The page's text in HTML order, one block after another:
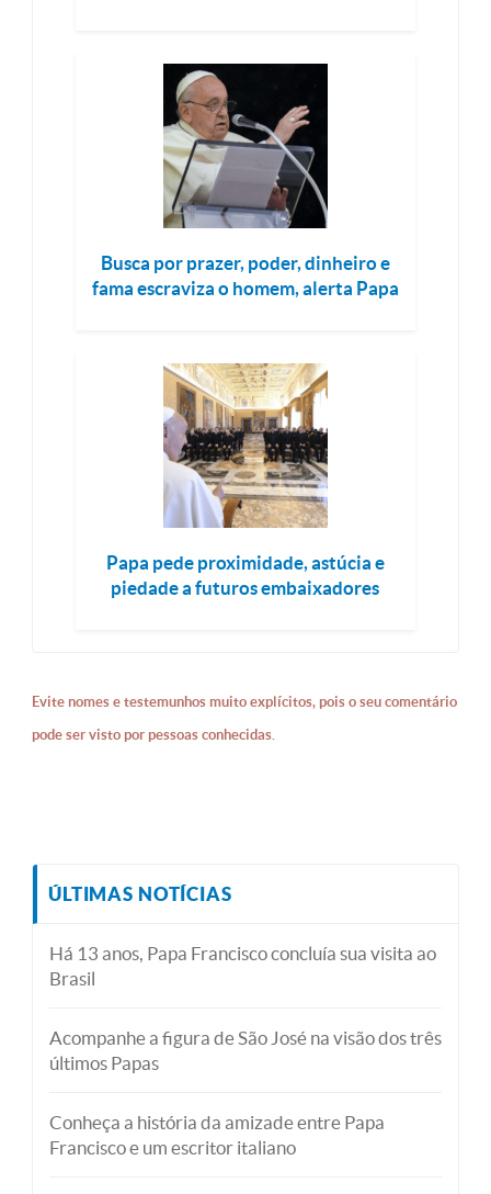
Busca por prazer, poder, dinheiro e
fama escraviza o homem, alerta Papa
Papa pede proximidade, astúcia e
piedade a futuros embaixadores
Evite nomes e testemunhos muito explícitos, pois o seu comentário
pode ser visto por pessoas conhecidas.
ÚLTIMAS NOTÍCIAS
Há 13 anos, Papa Francisco concluía sua visita ao
Brasil
Acompanhe a figura de São José na visão dos três
últimos Papas
Conheça a história da amizade entre Papa
Francisco e um escritor italiano